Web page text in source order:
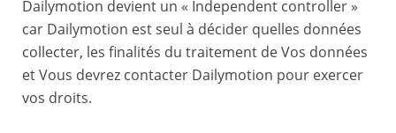
Dailymotion devient un « Independent controller »
car Dailymotion est seul à décider quelles données
collecter, les finalités du traitement de Vos données
et Vous devrez contacter Dailymotion pour exercer
vos droits.